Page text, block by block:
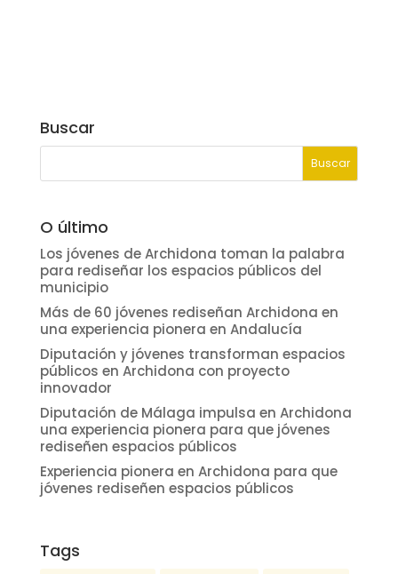
Buscar
O último
Los jóvenes de Archidona toman la palabra
para rediseñar los espacios públicos del
municipio
Más de 60 jóvenes rediseñan Archidona en
una experiencia pionera en Andalucía
Diputación y jóvenes transforman espacios
públicos en Archidona con proyecto
innovador
Diputación de Málaga impulsa en Archidona
una experiencia pionera para que jóvenes
rediseñen espacios públicos
Experiencia pionera en Archidona para que
jóvenes rediseñen espacios públicos
Tags